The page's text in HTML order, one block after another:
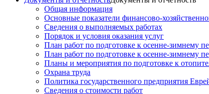
Общая информация
Основные показатели финансово-
Сведения о выполняемых работах
Порядок и условия оказания услуг
План работ по подготовке к осенне-зимнему
План работ по подготовке к осенне-зимнему
Планы и мероприятия по подготовке к
Охрана труда
Политика государственного предприятия
Сведения о стоимости работ